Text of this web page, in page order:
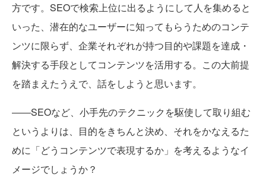
方です。SEOで検索上位に出るようにして人を集めると
いった、潜在的なユーザーに知ってもらうためのコンテ
ンツに限らず、企業それぞれが持つ目的や課題を達成・
解決する手段としてコンテンツを活用する。この大前提
を踏まえたうえで、話をしようと思います。
――SEOなど、小手先のテクニックを駆使して取り組む
というよりは、目的をきちんと決め、それをかなえるた
めに「どうコンテンツで表現するか」を考えるようなイ
メージでしょうか？